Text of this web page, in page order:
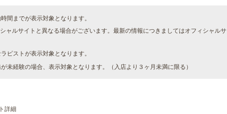
間までが表示対象となります。
ャルサイトと異なる場合がございます。最新の情報につきましてはオフィシャルサ
ピストが表示対象となります。
未経験の場合、表示対象となります。（入店より３ヶ月未満に限る）
詳細